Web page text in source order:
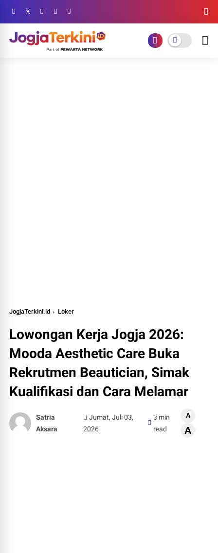
JogjaTerkini.id Loker
Lowongan Kerja Jogja 2026:
Mooda Aesthetic Care Buka
Rekrutmen Beautician, Simak
Kualifikasi dan Cara Melamar
Satria
Aksara
Jumat, Juli 03,
2026
3 min
read
A
A